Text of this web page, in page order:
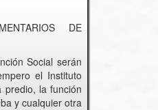
DE
Social serán
el Instituto
predio, la función
y cualquier otra